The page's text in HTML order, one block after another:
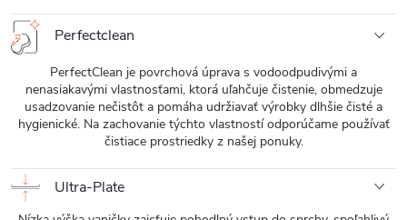
Perfectclean
PerfectClean je povrchová úprava s vodoodpudivými a
nenasiakavými vlastnosťami, ktorá uľahčuje čistenie, obmedzuje
usadzovanie nečistôt a pomáha udržiavať výrobky dlhšie čisté a
hygienické. Na zachovanie týchto vlastností odporúčame používať
čistiace prostriedky z našej ponuky.
Ultra-Plate